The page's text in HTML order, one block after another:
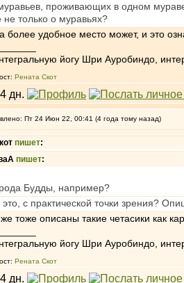
проживающих в одном
не только о муравьях?
более удобное место может, и это
йогу Шри Ауробиндо,
Рената Скот
Пт 24 Июн 22, 00:41 (4 года тому назад)
пишет:
пишет:
Будды, например?
с практической точки зрения?
тоже описаны такие четасики как
йогу Шри Ауробиндо,
Рената Скот